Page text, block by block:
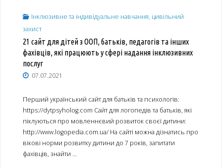
за
сімейною
(домашньою)
навчання"
Інклюзивне та індивідуальне навчання, цивільний
захист
21 сайт для дітей з ООП, батьків, педагогів та інших
фахівців, які працюють у сфері надання інклюзивних
послуг
07.07.2021
Перший український сайт для батьків та психологів:
https://dytpsyholog.com Сайт для логопедів та батьків, які
піклуються про мовленнєвий розвиток своєї дитини:
http://www.logopedia.com.ua/ На сайті можна дізнатись про
вікові норми розвитку дитини до 7 років, запитати
фахівців, знайти …